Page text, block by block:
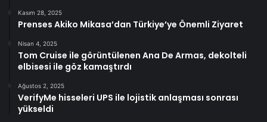
Kasım 28, 2025
Prenses Akiko Mikasa’dan Türkiye’ye Önemli Ziyaret
Nisan 4, 2025
Tom Cruise ile görüntülenen Ana De Armas, dekolteli
elbisesi ile göz kamaştırdı
Ağustos 2, 2025
VerifyMe hisseleri UPS ile lojistik anlaşması sonrası
yükseldi